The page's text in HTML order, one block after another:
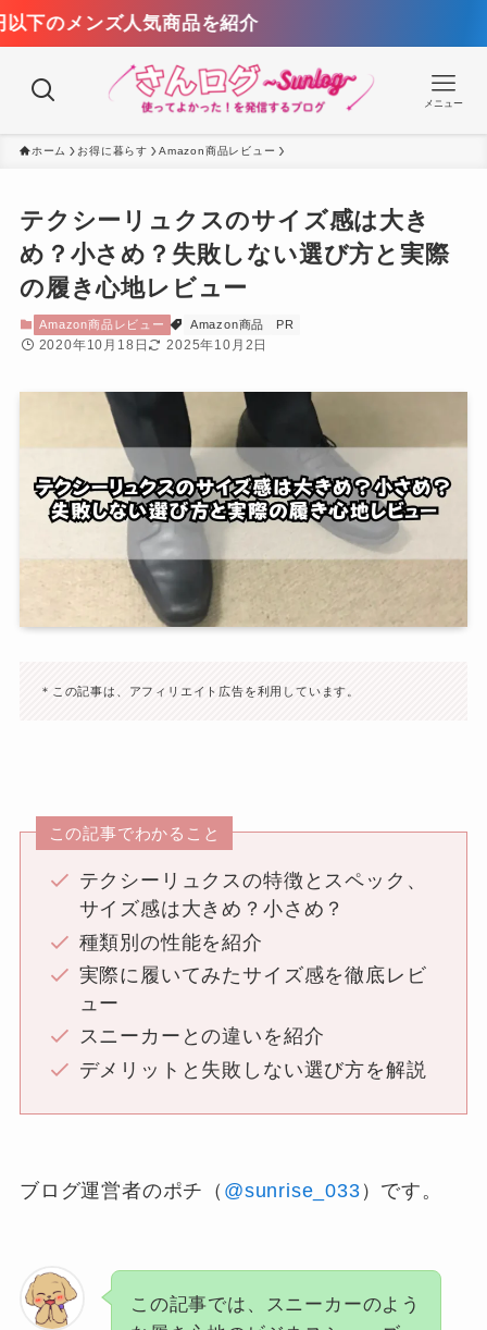
メニュー
ホーム お得に暮らす Amazon商品レビュー
テクシーリュクスのサイズ感は大き
め？小さめ？失敗しない選び方と実際
の履き心地レビュー
Amazon商品レビュー Amazon商品 PR
2020年10月18日 2025年10月2日
＊この記事は、アフィリエイト広告を利用しています。
この記事でわかること
テクシーリュクスの特徴とスペック、
サイズ感は大きめ？小さめ？
種類別の性能を紹介
実際に履いてみたサイズ感を徹底レビ
ュー
スニーカーとの違いを紹介
デメリットと失敗しない選び方を解説
ブログ運営者のポチ（ @sunrise_033 ）です。
この記事では、スニーカーのよう